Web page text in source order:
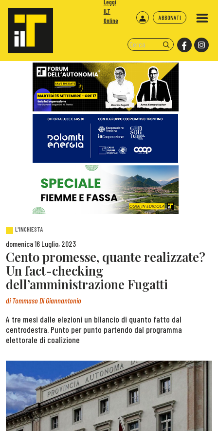
ABBONATI
Leggi
ILT
Online
L'INCHIESTA
domenica 16 Luglio, 2023
Cento promesse, quante realizzate?
Un fact-checking
dell’amministrazione Fugatti
diTommaso Di Giannantonio
A tre mesi dalle elezioni un bilancio di quanto fatto dal
centrodestra. Punto per punto partendo dal programma
elettorale di coalizione